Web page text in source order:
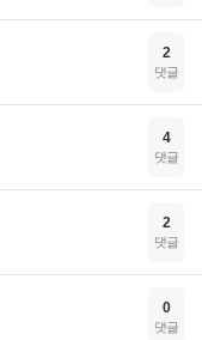
2
댓글
4
댓글
2
댓글
0
댓글